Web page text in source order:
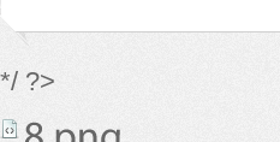
*/ ?>